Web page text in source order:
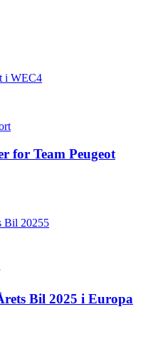
4
for Team Peugeot
5
Bil 2025 i Europa